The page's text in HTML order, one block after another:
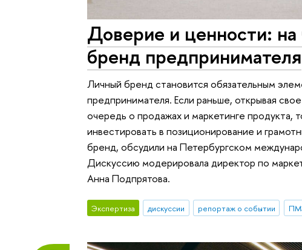
Доверие и ценности: на
бренд предпринимателя
Личный бренд становится обязательным
предпринимателя. Если раньше, открывая
очередь о продажах и маркетинге продукта,
инвестировать в позиционирование и
бренд, обсудили на Петербургском
Дискуссию модерировала директор по
Анна Подпрятова.
Экспертиза дискуссии репортаж о событии